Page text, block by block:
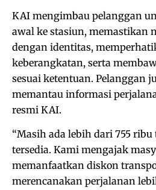
KAI mengimbau pelanggan
awal ke stasiun, memastikan
dengan identitas,
keberangkatan, serta
sesuai ketentuan. Pelanggan
memantau informasi
resmi KAI.
“Masih ada lebih dari 755
tersedia. Kami mengajak
memanfaatkan diskon
merencanakan perjalanan